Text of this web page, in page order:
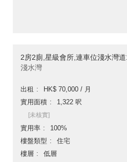
2房2廁,星級會所,連車位淺水灣
淺水灣
出租
HK$ 70,000 / 月
實用面積
1,322 呎
[未核實]
實用率
100%
樓盤類型
住宅
樓層
低層